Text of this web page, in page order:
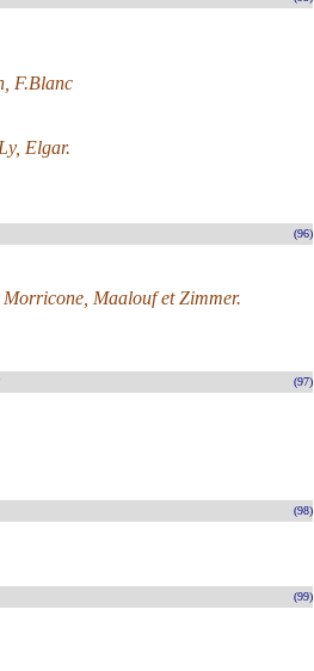
F.Blanc
Elgar.
(96)
Maalouf et Zimmer.
(97)
(98)
(99)